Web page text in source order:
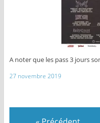
A noter que les pass 3 jours
27 novembre 2019